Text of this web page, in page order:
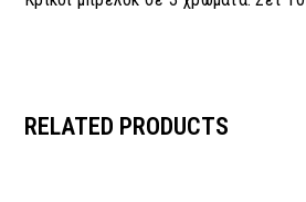
RELATED PRODUCTS